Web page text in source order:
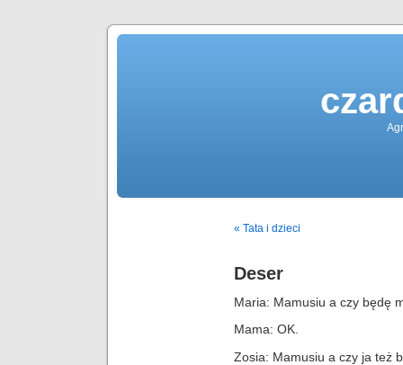
« Tata i dzieci
Deser
Maria: Mamusiu a czy będę
Mama: OK.
Zosia: Mamusiu a czy ja też